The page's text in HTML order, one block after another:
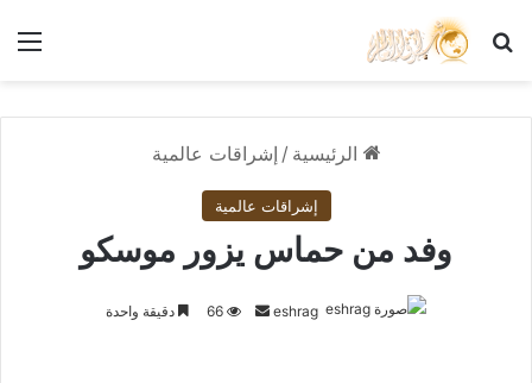
بحث عن
الرئيسية / إشراقات عالمية
إشراقات عالمية
وفد من حماس يزور موسكو
eshrag
أرسل 66 دقيقة واحدة